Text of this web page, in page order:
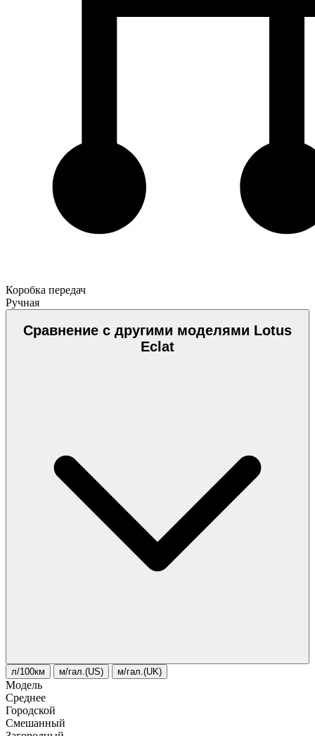
Коробка передач
Ручная
Сравнение с другими моделями Lotus
Eclat
л/100км м/гал.(US) м/гал.(UK)
Модель
Среднее
Городской
Смешанный